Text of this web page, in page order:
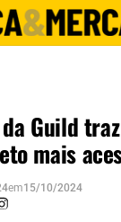
Guild
mais
em15/10/2024